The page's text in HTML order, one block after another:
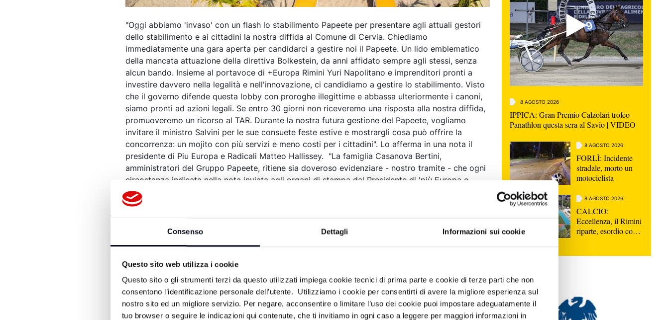
Consenso Dettagli Informazioni sui cookie
Questo sito web utilizza i cookie
Questo sito o gli strumenti terzi da questo utilizzati impiega cookie tecnici di prima parte e cookie di terze parti che non
consentono l’identificazione personale dell’utente. Utilizziamo i cookie per consentirti di avere la migliore esperienza sul
nostro sito ed un migliore servizio. Per negare, acconsentire o limitare l’uso dei cookie puoi impostare adeguatamente il
tuo browser o seguire le indicazioni qui contenute, che ti invitiamo in ogni caso a leggere per maggiori informazioni in
"Oggi abbiamo 'invaso' con un flash lo stabilimento Papeete per presentare agli attuali gestori
dello stabilimento e ai cittadini la nostra diffida al Comune di Cervia. Chiediamo
immediatamente una gara aperta per candidarci a gestire noi il Papeete. Un lido emblematico
della mancata attuazione della direttiva Bolkestein, da anni affidato sempre agli stessi, senza
alcun bando. Insieme al portavoce di +Europa Rimini Yuri Napolitano e imprenditori pronti a
investire davvero nella legalità e nell'innovazione, ci candidiamo a gestire lo stabilimento. Visto
che il governo difende questa lobby con proroghe illegittime e abbassa ulteriormente i canoni,
siamo pronti ad azioni legali. Se entro 30 giorni non riceveremo una risposta alla nostra diffida,
promuoveremo un ricorso al TAR. Durante la nostra futura gestione del Papeete, vogliamo
invitare il ministro Salvini per le sue consuete feste estive e mostrargli cosa può offrire la
concorrenza: un mojito con più servizi e meno costi per i cittadini". Lo afferma in una nota il
presidente di Piu Europa e Radicali Matteo Hallissey. "La famiglia Casanova Bertini,
amministratori del Gruppo Papeete, ritiene sia doveroso evidenziare - nostro tramite - che ogni
circostanza indicata nella nota inviata agli organi di stampa dal Presidente di 'più Europa e
Radicali', sarà sottoposta agli organi giudiziari competenti, anche al fine di scongiurare il
ripetersi di qualsivoglia 'invasione' nei propri stabilimenti ed in altri luoghi, che possono arrecare
molteplici danni". Lo scrivono gli avvocati Antonio Petroncini e Chiara Rinaldi, che assistono i
titolari del noto stabilimento di Milano Marittima (Ravenna). "Si ringrazia la Compagnia dei
Carabinieri di Milano Marittima per il tempestivo intervento e per la gestione della situazione",
8 AGOSTO 2026
IPPICA: Gran Premio Calzolari trofeo
Panathlon questa sera al Savio | VIDEO
8 AGOSTO 2026
FORLÌ: Incidente
stradale, morto un
motociclista
8 AGOSTO 2026
CALCIO:
Eccellenza, il Rimini
riparte, esordio con